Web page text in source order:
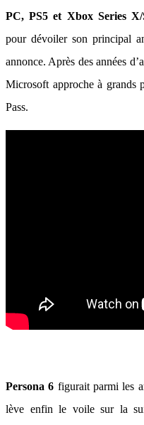
PC, PS5 et Xbox Series X/
pour dévoiler son principal
annonce. Après des années
Microsoft approche à grands
Pass.
Persona 6 figurait parmi les
lève enfin le voile sur la